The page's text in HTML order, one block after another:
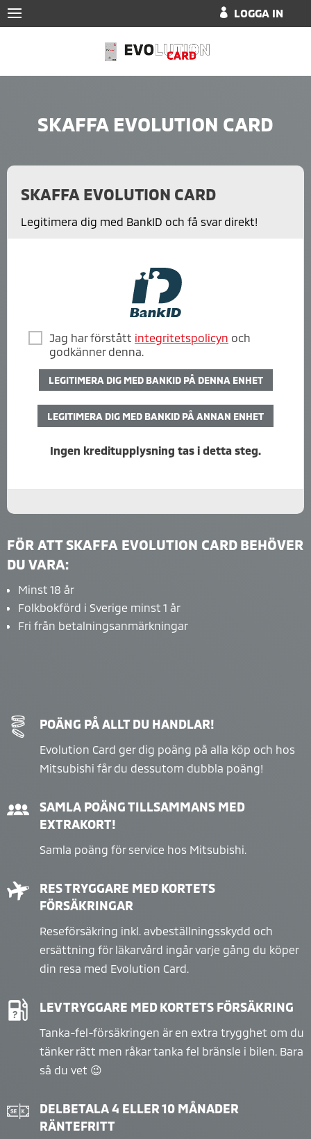
LOGGA IN
SKAFFA EVOLUTION CARD
SKAFFA EVOLUTION CARD
Legitimera dig med BankID och få svar direkt!
Jag har förstått integritetspolicyn och
godkänner denna.
LEGITIMERA DIG MED BANKID PÅ DENNA ENHET
LEGITIMERA DIG MED BANKID PÅ ANNAN ENHET
Ingen kreditupplysning tas i detta steg.
FÖR ATT SKAFFA EVOLUTION CARD BEHÖVER
DU VARA:
Minst 18 år
Folkbokförd i Sverige minst 1 år
Fri från betalningsanmärkningar
POÄNG PÅ ALLT DU HANDLAR!
Evolution Card ger dig poäng på alla köp och hos
Mitsubishi får du dessutom dubbla poäng!
SAMLA POÄNG TILLSAMMANS MED
EXTRAKORT!
Samla poäng för service hos Mitsubishi.
RES TRYGGARE MED KORTETS
FÖRSÄKRINGAR
Reseförsäkring inkl. avbeställningsskydd och
ersättning för läkarvård ingår varje gång du köper
din resa med Evolution Card.
LEV TRYGGARE MED KORTETS FÖRSÄKRING
Tanka-fel-försäkringen är en extra trygghet om du
tänker rätt men råkar tanka fel bränsle i bilen. Bara
så du vet 😉
DELBETALA 4 ELLER 10 MÅNADER
RÄNTEFRITT